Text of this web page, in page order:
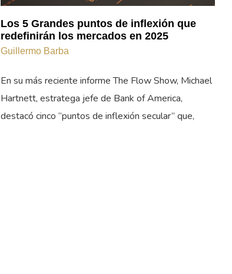
Los 5 Grandes puntos de inflexión que
redefinirán los mercados en 2025
Guillermo Barba
En su más reciente informe The Flow Show, Michael
Hartnett, estratega jefe de Bank of America,
destacó cinco “puntos de inflexión secular” que,